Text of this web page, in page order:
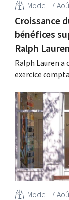
Mode 7
Croissance
bénéfices
Ralph Lauren
Ralph Lauren
exercice
soit une hausse
précédente.
attentes, le
Mode 7